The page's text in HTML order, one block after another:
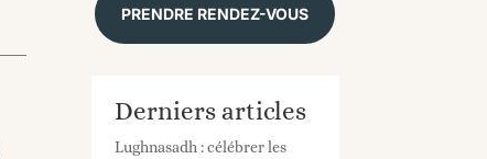
PRENDRE RENDEZ-VOUS
Derniers articles
Lughnasadh : célébrer les